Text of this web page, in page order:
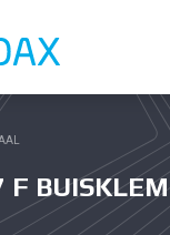
F BUISKLEM